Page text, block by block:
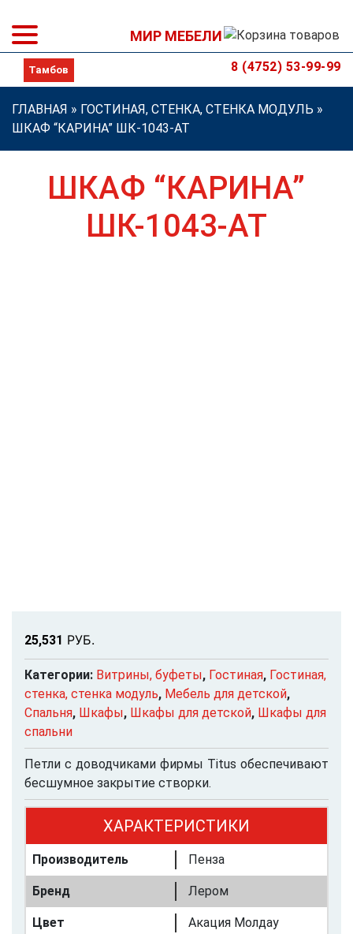
МИР МЕБЕЛИ
8 (4752) 53-99-99
ГЛАВНАЯ » ГОСТИНАЯ, СТЕНКА, СТЕНКА МОДУЛЬ »
ШКАФ “КАРИНА” ШК-1043-АТ
ШКАФ “КАРИНА”
ШК-1043-АТ
25,531 РУБ.
Категории: Витрины, буфеты, Гостиная, Гостиная,
стенка, стенка модуль, Мебель для детской,
Спальня, Шкафы, Шкафы для детской, Шкафы для
спальни
Петли с доводчиками фирмы Titus обеспечивают
бесшумное закрытие створки.
ХАРАКТЕРИСТИКИ
Производитель Пенза
Бренд Лером
Цвет Акация Молдау